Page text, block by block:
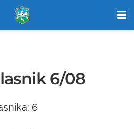
6/08
6